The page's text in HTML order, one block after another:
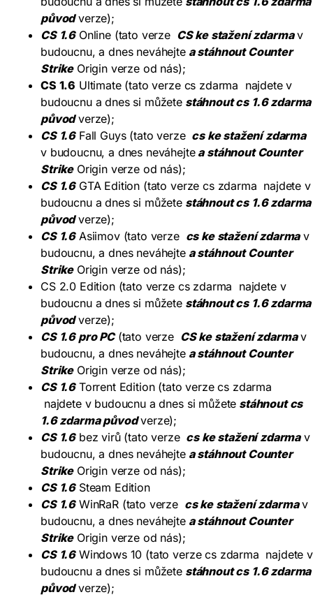
původverze);
CS 1.6Online (tato verze CS ke stažení zdarmav
budoucnu, a dnes neváhejtea stáhnout Counter
StrikeOrigin verze od nás);
CS 1.6 Ultimate (tato verze cs zdarma najdete v
budoucnu a dnes si můžete stáhnout cs 1.6 zdarma
původverze);
CS 1.6Fall Guys (tato verze cs ke stažení zdarma
v budoucnu, a dnes neváhejtea stáhnout Counter
StrikeOrigin verze od nás);
CS 1.6GTA Edition (tato verze cs zdarma najdete v
budoucnu a dnes si můžete stáhnout cs 1.6 zdarma
původverze);
CS 1.6Asiimov (tato verze cs ke stažení zdarmav
budoucnu, a dnes neváhejtea stáhnout Counter
StrikeOrigin verze od nás);
CS 2.0 Edition (tato verze cs zdarma najdete v
budoucnu a dnes si můžete stáhnout cs 1.6 zdarma
původverze);
CS 1.6 pro PC(tato verze CS ke stažení zdarmav
budoucnu, a dnes neváhejtea stáhnout Counter
StrikeOrigin verze od nás);
CS 1.6Torrent Edition (tato verze cs zdarma
najdete v budoucnu a dnes si můžete stáhnout cs
1.6 zdarma původverze);
CS 1.6bez virů (tato verze cs ke stažení zdarmav
budoucnu, a dnes neváhejtea stáhnout Counter
StrikeOrigin verze od nás);
CS 1.6Steam Edition
CS 1.6WinRaR (tato verze cs ke stažení zdarmav
budoucnu, a dnes neváhejtea stáhnout Counter
StrikeOrigin verze od nás);
CS 1.6Windows 10 (tato verze cs zdarma najdete v
budoucnu a dnes si můžete stáhnout cs 1.6 zdarma
původverze);